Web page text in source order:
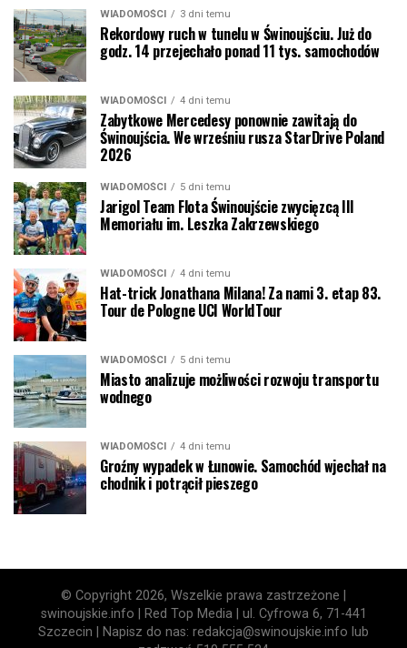
WIADOMOŚCI 3 dni temu
Rekordowy ruch w tunelu w Świnoujściu. Już do
godz. 14 przejechało ponad 11 tys. samochodów
WIADOMOŚCI 4 dni temu
Zabytkowe Mercedesy ponownie zawitają do
Świnoujścia. We wrześniu rusza StarDrive Poland
2026
WIADOMOŚCI 5 dni temu
Jarigol Team Flota Świnoujście zwycięzcą III
Memoriału im. Leszka Zakrzewskiego
WIADOMOŚCI 4 dni temu
Hat-trick Jonathana Milana! Za nami 3. etap 83.
Tour de Pologne UCI WorldTour
WIADOMOŚCI 5 dni temu
Miasto analizuje możliwości rozwoju transportu
wodnego
WIADOMOŚCI 4 dni temu
Groźny wypadek w Łunowie. Samochód wjechał na
chodnik i potrącił pieszego
© Copyright 2026, Wszelkie prawa zastrzeżone |
swinoujskie.info | Red Top Media | ul. Cyfrowa 6, 71-441
Szczecin | Napisz do nas: redakcja@swinoujskie.info lub